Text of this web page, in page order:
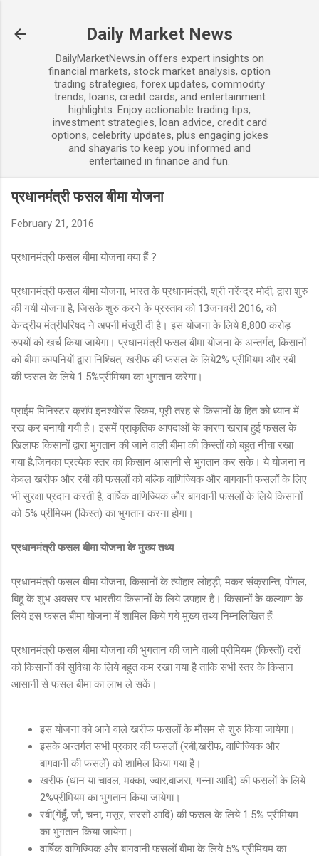
Daily Market News
DailyMarketNews.in offers expert insights on
financial markets, stock market analysis, option
trading strategies, forex updates, commodity
trends, loans, credit cards, and entertainment
highlights. Enjoy actionable trading tips,
investment strategies, loan advice, credit card
options, celebrity updates, plus engaging jokes
and shayaris to keep you informed and
entertained in finance and fun.
प्रधानमंत्री फसल बीमा योजना
February 21, 2016
प्रधानमंत्री फसल बीमा योजना क्या हैं ?
प्रधानमंत्री फसल बीमा योजना, भारत के प्रधानमंत्री, श्री नरेंन्द्र मोदी, द्वारा शुरु
की गयी योजना है, जिसके शुरु करने के प्रस्ताव को 13जनवरी 2016, को
केन्द्रीय मंत्रीपरिषद ने अपनी मंजूरी दी है। इस योजना के लिये 8,800 करोड़
रुपयों को खर्च किया जायेगा। प्रधानमंत्री फसल बीमा योजना के अन्तर्गत, किसानों
को बीमा कम्पनियों द्वारा निश्चित, खरीफ की फसल के लिये2% प्रीमियम और रबी
की फसल के लिये 1.5%प्रीमियम का भुगतान करेगा।
प्राईम मिनिस्टर क्रॉप इनश्योरेंस स्किम, पूरी तरह से किसानों के हित को ध्यान में
रख कर बनायी गयी है। इसमें प्राकृतिक आपदाओं के कारण खराब हुई फसल के
खिलाफ किसानों द्वारा भुगतान की जाने वाली बीमा की किस्तों को बहुत नीचा रखा
गया है,जिनका प्रत्येक स्तर का किसान आसानी से भुगतान कर सके। ये योजना न
केवल खरीफ और रबी की फसलों को बल्कि वाणिज्यिक और बागवानी फसलों के लिए
भी सुरक्षा प्रदान करती है, वार्षिक वाणिज्यिक और बागवानी फसलों के लिये किसानों
को 5% प्रीमियम (किस्त) का भुगतान करना होगा।
प्रधानमंत्री फसल बीमा योजना के मुख्य तथ्य
प्रधानमंत्री फसल बीमा योजना, किसानों के त्योहार लोहड़ी, मकर संक्रान्ति, पोंगल,
बिहू के शुभ अवसर पर भारतीय किसानों के लिये उपहार है। किसानों के कल्याण के
लिये इस फसल बीमा योजना में शामिल किये गये मुख्य तथ्य निम्नलिखित हैं:
प्रधानमंत्री फसल बीमा योजना की भुगतान की जाने वाली प्रीमियम (किस्तों) दरों
को किसानों की सुविधा के लिये बहुत कम रखा गया है ताकि सभी स्तर के किसान
आसानी से फसल बीमा का लाभ ले सकें।
इस योजना को आने वाले खरीफ फसलों के मौसम से शुरु किया जायेगा।
इसके अन्तर्गत सभी प्रकार की फसलों (रबी,खरीफ, वाणिज्यिक और
बागवानी की फसलें) को शामिल किया गया है।
खरीफ (धान या चावल, मक्का, ज्वार,बाजरा, गन्ना आदि) की फसलों के लिये
2%प्रीमियम का भुगतान किया जायेगा।
रबी(गेंहूँ, जौ, चना, मसूर, सरसों आदि) की फसल के लिये 1.5% प्रीमियम
का भुगतान किया जायेगा।
वार्षिक वाणिज्यिक और बागवानी फसलों बीमा के लिये 5% प्रीमियम का